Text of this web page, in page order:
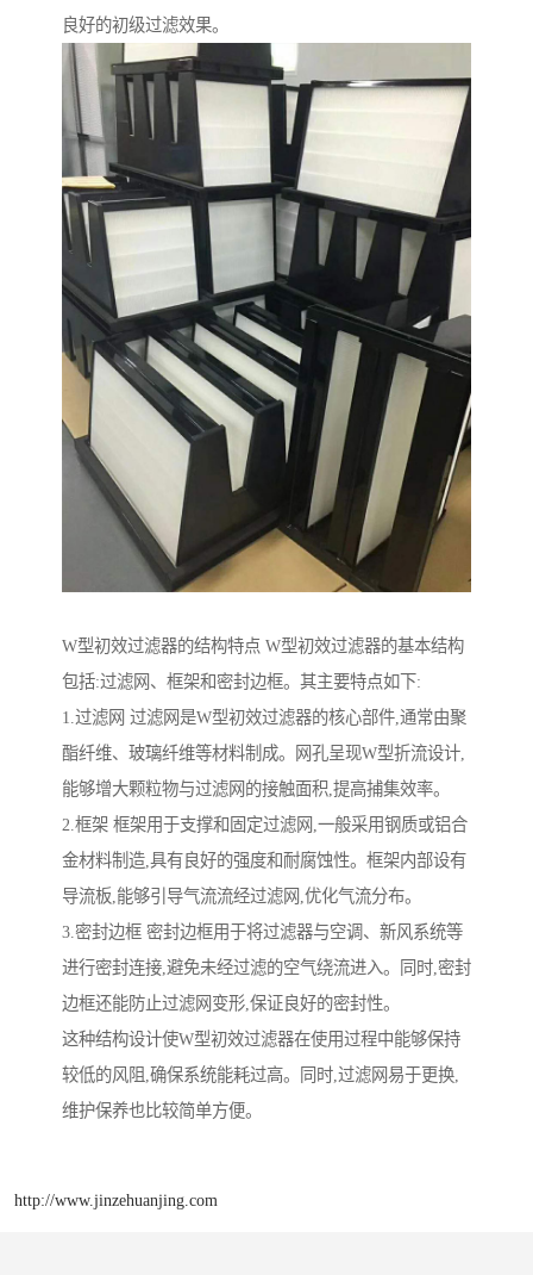
良好的初级过滤效果。
W型初效过滤器的结构特点 W型初效过滤器的基本结构
包括:过滤网、框架和密封边框。其主要特点如下:
1.过滤网 过滤网是W型初效过滤器的核心部件,通常由聚
酯纤维、玻璃纤维等材料制成。网孔呈现W型折流设计,
能够增大颗粒物与过滤网的接触面积,提高捕集效率。
2.框架 框架用于支撑和固定过滤网,一般采用钢质或铝合
金材料制造,具有良好的强度和耐腐蚀性。框架内部设有
导流板,能够引导气流流经过滤网,优化气流分布。
3.密封边框 密封边框用于将过滤器与空调、新风系统等
进行密封连接,避免未经过滤的空气绕流进入。同时,密封
边框还能防止过滤网变形,保证良好的密封性。
这种结构设计使W型初效过滤器在使用过程中能够保持
较低的风阻,确保系统能耗过高。同时,过滤网易于更换,
维护保养也比较简单方便。
http://www.jinzehuanjing.com